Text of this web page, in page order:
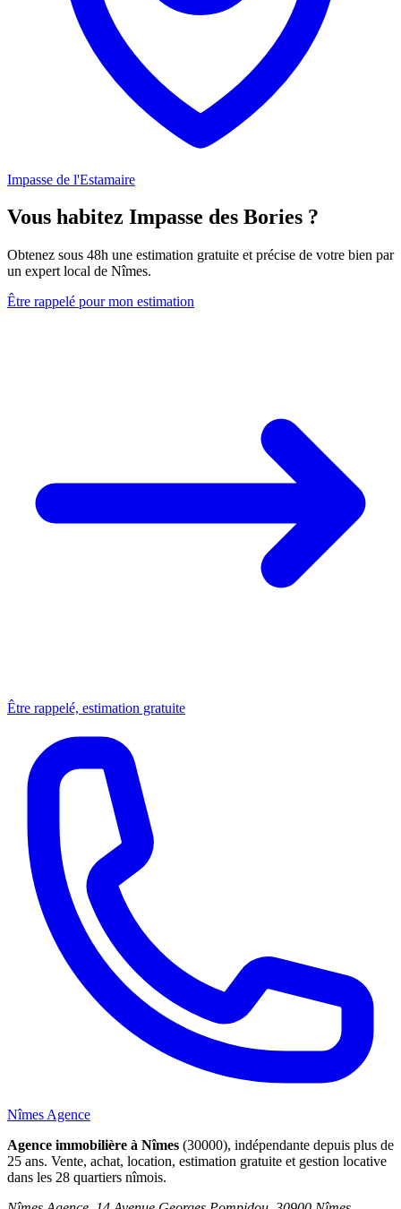
Impasse de l'Estamaire
Vous habitez Impasse des Bories ?
Obtenez sous 48h une estimation gratuite et précise de votre bien par
un expert local de Nîmes.
Être rappelé pour mon estimation
Être rappelé, estimation gratuite
Nîmes Agence
Agence immobilière à Nîmes (30000), indépendante depuis plus de
25 ans. Vente, achat, location, estimation gratuite et gestion locative
dans les 28 quartiers nîmois.